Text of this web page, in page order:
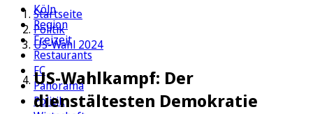
Köln
Region
Freizeit
Restaurants
FC
Panorama
Politik
Startseite
Politik
US-Wahl 2024
US-Wahlkampf: Der
dienstältesten Demokratie